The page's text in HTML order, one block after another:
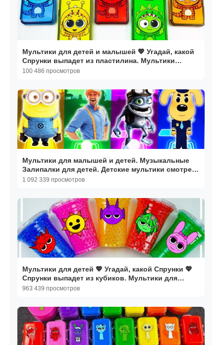
Мультики для детей и малышей 💖 Угадай, какой
Спрунки выпадет из пластилина. Мультики
залипалки
100 486 просмотров
Мультики для малышей и детей. Музыкальные
Залипалки для детей. Детские мультики смотреть
онлайн
1 092 339 просмотров
Мультики для детей 💖 Угадай, какой Спрунки 💖
Спрунки выпадет из кубиков. Мультики для
малышей
963 439 просмотров